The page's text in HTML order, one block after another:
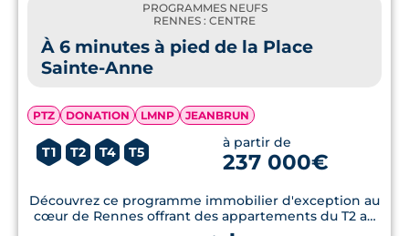
PROGRAMMES NEUFS
RENNES : CENTRE
À 6 minutes à pied de la Place
Sainte-Anne
PTZ DONATION LMNP JEANBRUN
T1 T2 T4 T5
à partir de
237 000€
Découvrez ce programme immobilier d'exception au
cœur de Rennes offrant des appartements du T2 au